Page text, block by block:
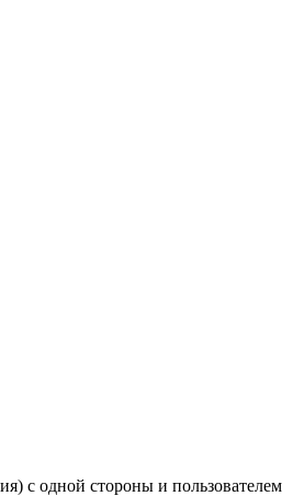
с одной стороны и пользователем